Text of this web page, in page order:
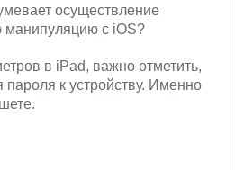
осуществление
манипуляцию с iOS?
в iPad, важно отметить,
к устройству. Именно